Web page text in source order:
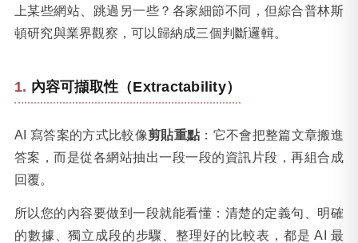
上某些網站、跳過另一些？各家細節不同，但綜合普林斯
頓研究與業界觀察，可以歸納成三個判斷邏輯。
內容可擷取性（Extractability）
AI 寫答案的方式比較像剪貼重點 ：它不會把整篇文章搬進
答案，而是從各網站抽出一段一段的資訊片段，再組合成
回覆。
所以您的內容要做到一段就能看懂：清楚的定義句、明確
的數據、獨立成段的步驟、整理好的比較表，都是 AI 最